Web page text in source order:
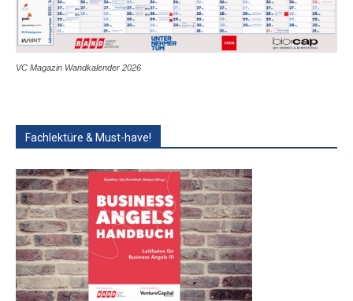
VC Magazin Wandkalender 2026
Fachlektüre & Must-have!